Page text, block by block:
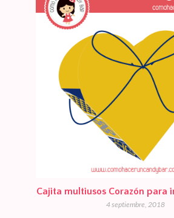
Cajita multiusos Corazón para
4 septiembre, 2018